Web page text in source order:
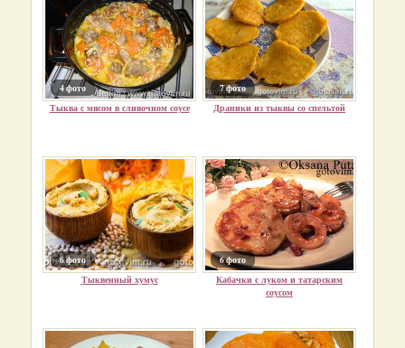
4 фото
Тыква с мясом в сливочном соусе
7 фото
Драники из тыквы со спельтой
6 фото
Тыквенный хумус
6 фото
Кабачки с луком и татарским
соусом